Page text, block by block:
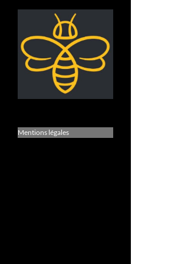
Mentions légales